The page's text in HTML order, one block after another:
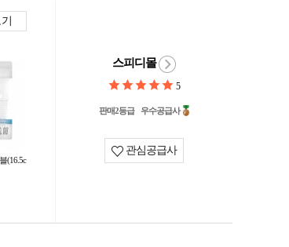
(16.5c
스피디몰
5
판매2등급 우수공급사
관심공급사